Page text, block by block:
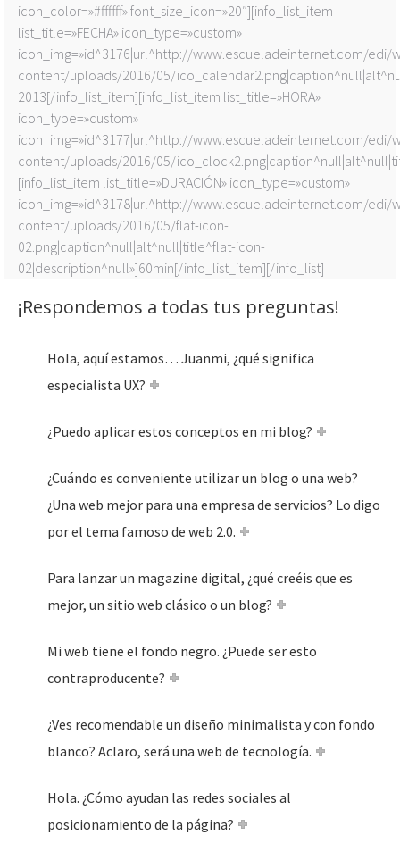
icon_color=»#ffffff» font_size_icon=»20″][info_list_item
list_title=»FECHA» icon_type=»custom»
icon_img=»id^3176|url^http://www.escueladeinternet.com/edi/
content/uploads/2016/05/
2013[/info_list_item][info_list_item list_title=»HORA»
icon_type=»custom»
icon_img=»id^3177|url^http://www.escueladeinternet.com/edi/
content/uploads/2016/05/
[info_list_item list_title=»DURACIÓN» icon_type=»custom»
icon_img=»id^3178|url^http://www.escueladeinternet.com/edi/
content/uploads/2016/05/flat-icon-
02.png|caption^null|alt^null|title^flat-icon-
02|description^null»]60min[/info_list_item][/info_list]
¡Respondemos a todas tus preguntas!
Hola, aquí estamos… Juanmi, ¿qué significa
especialista UX?
¿Puedo aplicar estos conceptos en mi blog?
¿Cuándo es conveniente utilizar un blog o una web?
¿Una web mejor para una empresa de servicios? Lo digo
por el tema famoso de web 2.0.
Para lanzar un magazine digital, ¿qué creéis que es
mejor, un sitio web clásico o un blog?
Mi web tiene el fondo negro. ¿Puede ser esto
contraproducente?
¿Ves recomendable un diseño minimalista y con fondo
blanco? Aclaro, será una web de tecnología.
Hola. ¿Cómo ayudan las redes sociales al
posicionamiento de la página?